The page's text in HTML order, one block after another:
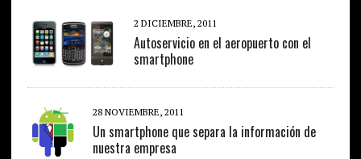
2 DICIEMBRE, 2011
Autoservicio en el aeropuerto con el
smartphone
28 NOVIEMBRE, 2011
Un smartphone que separa la información de
nuestra empresa